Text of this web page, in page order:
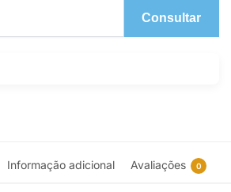
Consultar
Informação adicional Avaliações 0